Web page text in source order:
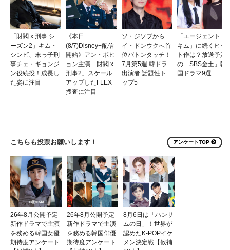
「財閥 x 刑事 シ
ーズン2」キム・
シンビ、末っ子刑
事チェ・ギョンジ
ン役続投！成長し
た姿に注目
《本日
(8/7)Disney+配信
開始》アン・ボヒ
ョン主演「財閥 x
刑事2」スケール
アップしたFLEX
捜査に注目
ソ・ジソブから
イ・ドンウクへ首
位バトンタッチ！
7月第5週 韓ドラ
出演者 話題性ト
ップ5
「エージェント・
キム」に続くヒッ
ト作は？放送予定
の「SBS金土」韓
国ドラマ9選
こちらも投票お願いします！ アンケートTOP
26年8月公開予定
新作ドラマで主演
を務める韓国女優
期待度アンケート
26年8月公開予定
新作ドラマで主演
を務める韓国俳優
期待度アンケート
8月6日は「ハンサ
ムの日」！世界が
認めたK-POPイケ
メン決定戦【候補